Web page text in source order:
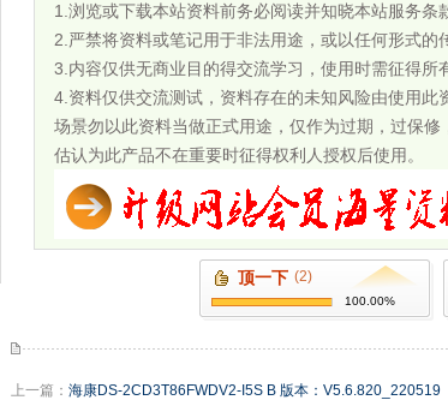
1.浏览或下载本站资料前务必阅读并知晓本站服务条
2.严禁将资料或笔记用于非法用途，或以任何形式的
3.内容仅供无商业目的得交流学习，使用时需征得所
4.资料仅供交流测试，资料存在的未知风险由使用
场景勿以此资料当做正式用途，仅作为过期，过保
估认为此产品不在重要时征得权利人授权后使用。
顶一下 (2)
100.00%
上一篇： 海康DS-2CD3T86FWDV2-I5S B 版本：V5.6.820_220519